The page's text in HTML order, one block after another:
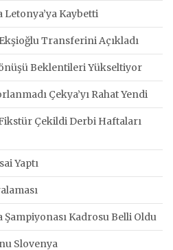
Kaybetti
Transferini Açıkladı
Beklentileri Yükseltiyor
Çekya’yı Rahat Yendi
Çekildi Derbi Haftaları
Yaptı
Şampiyonası Kadrosu Belli Oldu
Slovenya